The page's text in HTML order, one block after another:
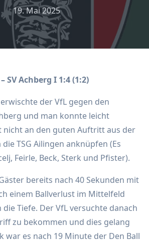
19. Mai 2025
SV Achberg I 1:4 (1:2)
der VfL gegen den
und man konnte leicht
nicht an den guten Auftritt aus der
TSG Ailingen anknüpfen (Es
Feirle, Beck, Sterk und Pfister).
bereits nach 40 Sekunden mit
einem Ballverlust im Mittelfeld
die Tiefe. Der VfL versuchte danach
zu bekommen und dies gelang
war es nach 19 Minute der Den Ball